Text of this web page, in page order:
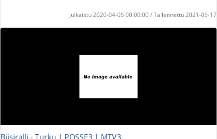
Julkaistu 2020-04-05 00:00:00 / Tallennettu 2021-05-17